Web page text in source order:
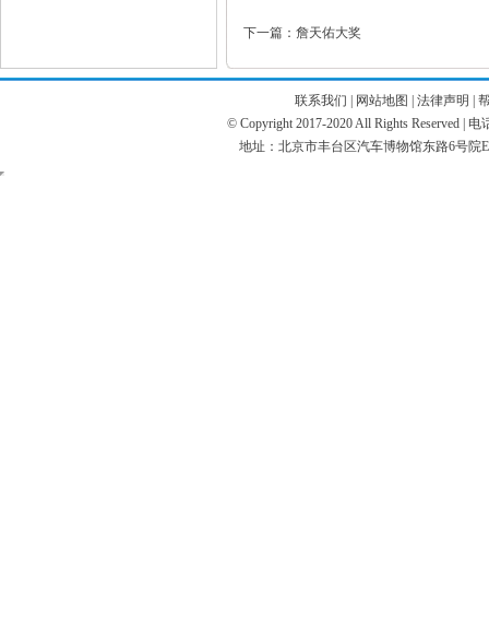
下一篇：詹天佑大奖
联系我们 网站地图 法律声明
© Copyright 2017-2020 All Rights Reserved |
地址：北京市丰台区汽车博物馆东路6号院